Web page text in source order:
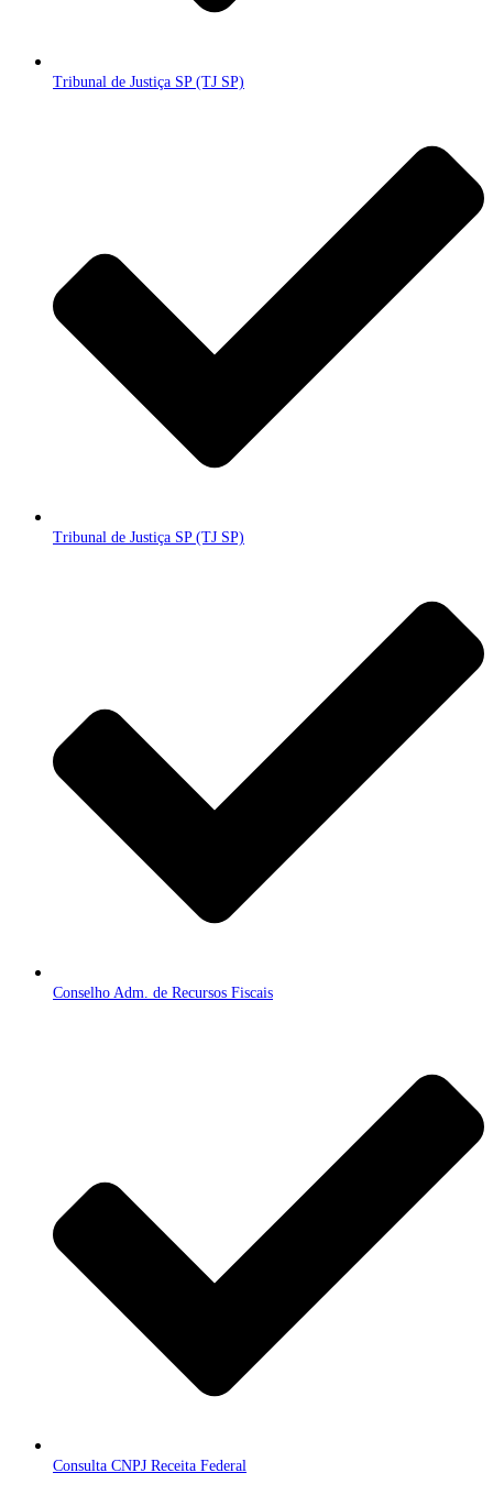
Tribunal de Justiça SP (TJ SP)
Tribunal de Justiça SP (TJ SP)
Conselho Adm. de Recursos Fiscais
Consulta CNPJ Receita Federal